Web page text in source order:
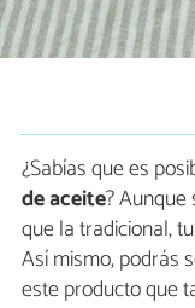
¿Sabías que es
de aceite?
que la tradicional,
Así mismo, podrás
este producto que